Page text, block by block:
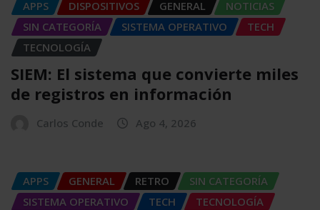
APPS DISPOSITIVOS GENERAL
NOTICIAS
SIN CATEGORÍA
SISTEMA OPERATIVO
TECH
TECNOLOGÍA
SIEM: El sistema que convierte miles
de registros en información
Carlos Conde Ago 4, 2026
APPS GENERAL RETRO
SIN CATEGORÍA
SISTEMA OPERATIVO
TECH TECNOLOGÍA